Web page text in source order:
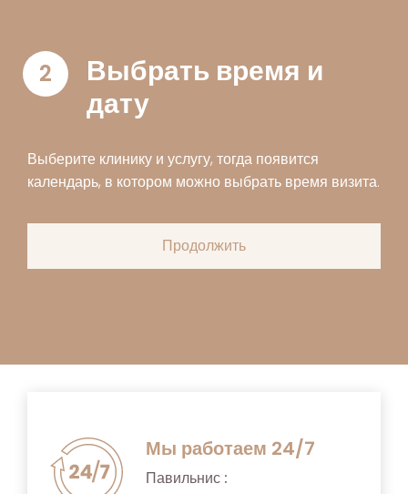
2
Выбрать время и
дату
Выберите клинику и услугу, тогда появится
календарь, в котором можно выбрать время визита.
Мы работаем 24/7
Павильнис :